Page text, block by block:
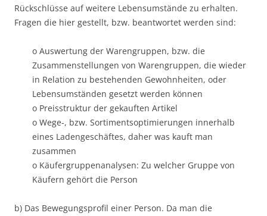
Rückschlüsse auf weitere Lebensumstände zu erhalten.
Fragen die hier gestellt, bzw. beantwortet werden sind:
o Auswertung der Warengruppen, bzw. die
Zusammenstellungen von Warengruppen, die wieder
in Relation zu bestehenden Gewohnheiten, oder
Lebensumständen gesetzt werden können
o Preisstruktur der gekauften Artikel
o Wege-, bzw. Sortimentsoptimierungen innerhalb
eines Ladengeschäftes, daher was kauft man
zusammen
o Käufergruppenanalysen: Zu welcher Gruppe von
Käufern gehört die Person
b) Das Bewegungsprofil einer Person. Da man die